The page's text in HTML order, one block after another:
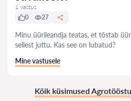
1 vastus
0
27
Minu üürileandja teatas, et tõstab
sellest juttu. Kas see on lubatud?
Mine vastusele
Kõik küsimused